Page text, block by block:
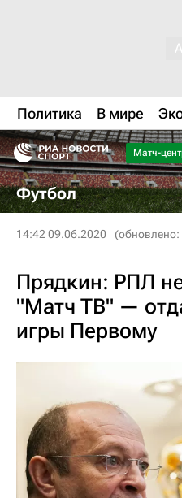
Политика В мире
Матч-
Футбол
14:42 09.06.2020
Прядкин: РПЛ
"Матч ТВ" —
игры Первому